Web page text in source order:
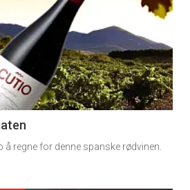
å regne for denne spanske rødvinen.